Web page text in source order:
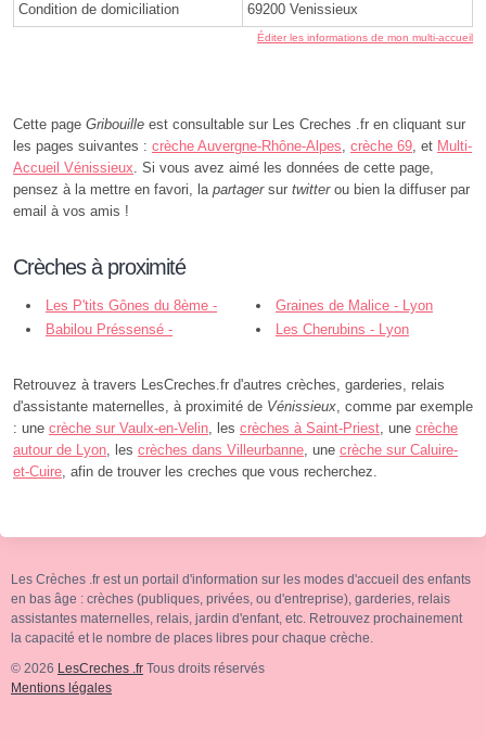
Condition de domiciliation 69200 Venissieux
Éditer les informations de mon multi-accueil
Cette page Gribouille est consultable sur Les Creches .fr en cliquant sur
les pages suivantes : crèche Auvergne-Rhône-Alpes, crèche 69, et Multi-
Accueil Vénissieux. Si vous avez aimé les données de cette page,
pensez à la mettre en favori, la partagersur twitterou bien la diffuser par
email à vos amis !
Crèches à proximité
Les P'tits Gônes du 8ème -
Lyon
Graines de Malice - Lyon
Babilou Préssensé -
Les Cherubins - Lyon
Retrouvez à travers LesCreches.fr d'autres crèches, garderies, relais
d'assistante maternelles, à proximité de Vénissieux, comme par exemple
: une crèche sur Vaulx-en-Velin, les crèches à Saint-Priest, une crèche
autour de Lyon, les crèches dans Villeurbanne, une crèche sur Caluire-
et-Cuire, afin de trouver les creches que vous recherchez.
Les Crèches .fr est un portail d'information sur les modes d'accueil des enfants
en bas âge : crèches (publiques, privées, ou d'entreprise), garderies, relais
assistantes maternelles, relais, jardin d'enfant, etc. Retrouvez prochainement
la capacité et le nombre de places libres pour chaque crèche.
© 2026 LesCreches .fr Tous droits réservés
Mentions légales